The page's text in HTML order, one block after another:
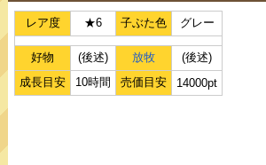
レア度 ★6 子ぶた色 グレー
好物 (後述) 放牧
(後述)
成長目安
10時間 売価目安 14000pt